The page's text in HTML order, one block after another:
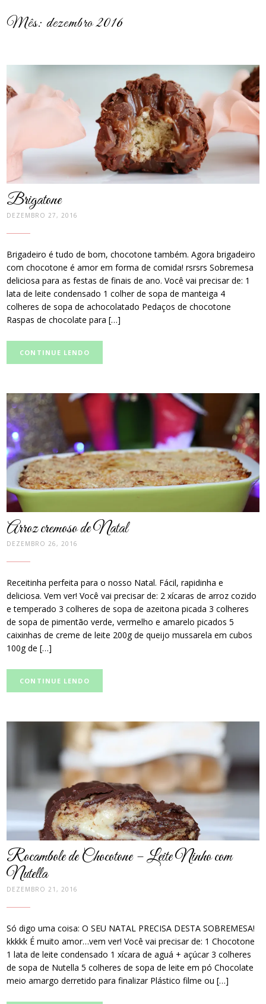
Mês:dezembro 2016
thumbnail
Brigatone
DEZEMBRO 27, 2016
Brigadeiro é tudo de bom, chocotone também. Agora brigadeiro
com chocotone é amor em forma de comida! rsrsrs Sobremesa
deliciosa para as festas de finais de ano. Você vai precisar de: 1
lata de leite condensado 1 colher de sopa de manteiga 4
colheres de sopa de achocolatado Pedaços de chocotone
Raspas de chocolate para […]
CONTINUE LENDO
post
thumbnail
Arroz cremoso de Natal
DEZEMBRO 26, 2016
Receitinha perfeita para o nosso Natal. Fácil, rapidinha e
deliciosa. Vem ver! Você vai precisar de: 2 xícaras de arroz cozido
e temperado 3 colheres de sopa de azeitona picada 3 colheres
de sopa de pimentão verde, vermelho e amarelo picados 5
caixinhas de creme de leite 200g de queijo mussarela em cubos
100g de […]
CONTINUE LENDO
Rocambole de Chocotone – Leite Ninho com
Nutella
DEZEMBRO 21, 2016
Só digo uma coisa: O SEU NATAL PRECISA DESTA SOBREMESA!
kkkkk É muito amor…vem ver! Você vai precisar de: 1 Chocotone
1 lata de leite condensado 1 xícara de aguá + açúcar 3 colheres
de sopa de Nutella 5 colheres de sopa de leite em pó Chocolate
meio amargo derretido para finalizar Plástico filme ou […]